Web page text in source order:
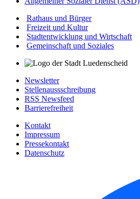
Rathaus und Bürger
Freizeit und Kultur
Stadtentwicklung und Wirtschaft
Gemeinschaft und Soziales
Newsletter
Stellenaussschreibung
RSS Newsfeed
Barrierefreiheit
Kontakt
Impressum
Pressekontakt
Datenschutz